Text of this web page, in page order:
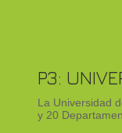
P3:
La Universidad
y 20